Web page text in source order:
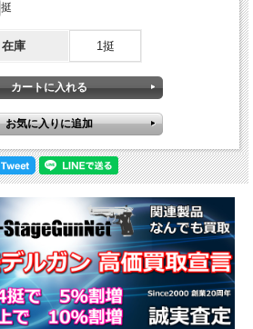
挺
在庫 1挺